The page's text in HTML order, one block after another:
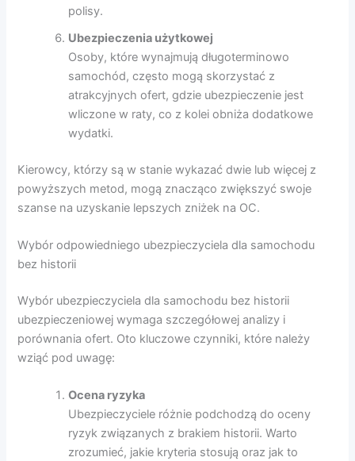
polisy.
Ubezpieczenia użytkowej
Osoby, które wynajmują długoterminowo
samochód, często mogą skorzystać z
atrakcyjnych ofert, gdzie ubezpieczenie jest
wliczone w raty, co z kolei obniża dodatkowe
wydatki.
Kierowcy, którzy są w stanie wykazać dwie lub więcej z
powyższych metod, mogą znacząco zwiększyć swoje
szanse na uzyskanie lepszych zniżek na OC.
Wybór odpowiedniego ubezpieczyciela dla samochodu
bez historii
Wybór ubezpieczyciela dla samochodu bez historii
ubezpieczeniowej wymaga szczegółowej analizy i
porównania ofert. Oto kluczowe czynniki, które należy
wziąć pod uwagę:
Ocena ryzyka
Ubezpieczyciele różnie podchodzą do oceny
ryzyk związanych z brakiem historii. Warto
zrozumieć, jakie kryteria stosują oraz jak to